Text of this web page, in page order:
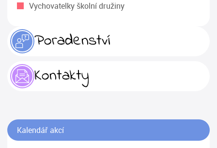
Vychovatelky školní družiny
Poradenství
Kontakty
Kalendář akcí